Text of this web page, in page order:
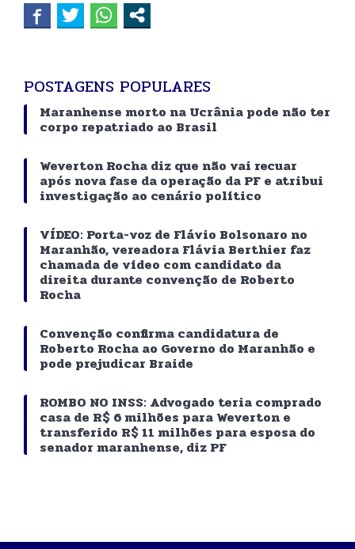
POSTAGENS POPULARES
Maranhense morto na Ucrânia pode não ter
corpo repatriado ao Brasil
Weverton Rocha diz que não vai recuar
após nova fase da operação da PF e atribui
investigação ao cenário político
VÍDEO: Porta-voz de Flávio Bolsonaro no
Maranhão, vereadora Flávia Berthier faz
chamada de vídeo com candidato da
direita durante convenção de Roberto
Rocha
Convenção confirma candidatura de
Roberto Rocha ao Governo do Maranhão e
pode prejudicar Braide
ROMBO NO INSS: Advogado teria comprado
casa de R$ 6 milhões para Weverton e
transferido R$ 11 milhões para esposa do
senador maranhense, diz PF